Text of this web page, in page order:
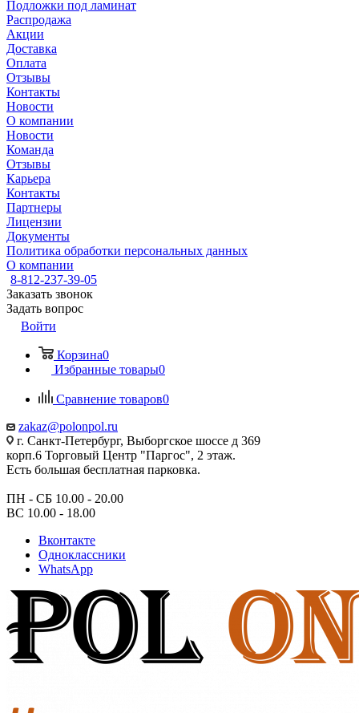
Подложки под ламинат
Распродажа
Акции
Доставка
Оплата
Отзывы
Контакты
Новости
О компании
Новости
Команда
Отзывы
Карьера
Контакты
Партнеры
Лицензии
Документы
Политика обработки персональных данных
О компании
8-812-237-39-05
Заказать звонок
Задать вопрос
Войти
Корзина0
Избранные товары0
Сравнение товаров0
zakaz@polonpol.ru
г. Санкт-Петербург, Выборгское шоссе д 369
корп.6 Торговый Центр "Паргос", 2 этаж.
Есть большая бесплатная парковка.
ПН - СБ 10.00 - 20.00
ВС 10.00 - 18.00
Вконтакте
Одноклассники
WhatsApp